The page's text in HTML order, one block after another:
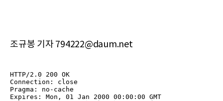
조규봉 기자 794222@daum.net